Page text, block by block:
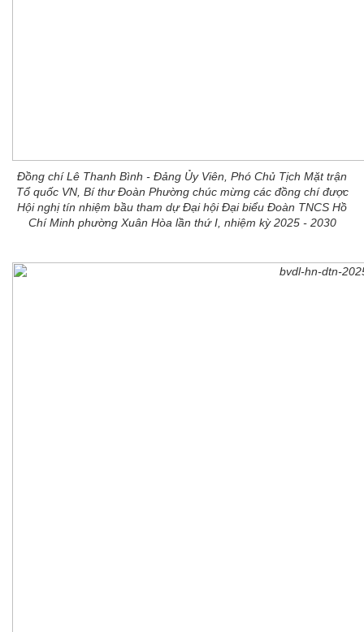
Đồng chí Lê Thanh Bình - Đảng Ủy Viên, Phó Chủ Tịch Mặt trận
Tổ quốc VN, Bí thư Đoàn Phường chúc mừng các đồng chí được
Hội nghị tín nhiệm bầu tham dự Đại hội Đại biểu Đoàn TNCS Hồ
Chí Minh phường Xuân Hòa lần thứ I, nhiệm kỳ 2025 - 2030